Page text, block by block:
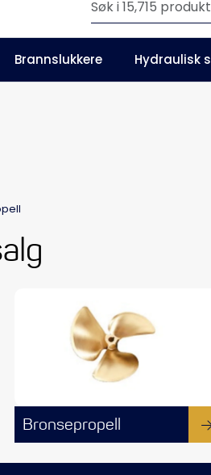
| Våre kataloger
Brannslukkere Hydraulisk
Bronsepropell